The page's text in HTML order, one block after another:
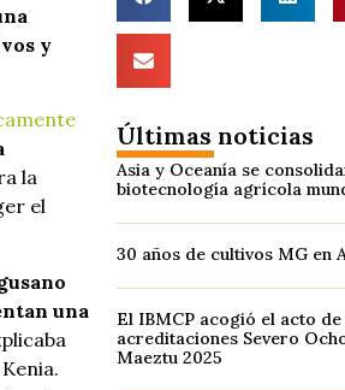
y
la
el
una
Últimas noticias
Asia y Oceanía se
biotecnología agrícola
30 años de cultivos MG en
El IBMCP acogió el acto
acreditaciones Severo
Maeztu 2025